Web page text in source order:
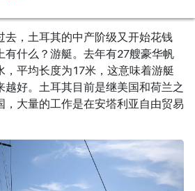
去，土耳其的中产阶级又开始花钱
有什么？游艇。去年有27艘豪华帆
，平均长度为17米，这意味着游艇
越好。土耳其目前是继美国和荷兰之
，大量的工作是在安塔利亚自由贸易